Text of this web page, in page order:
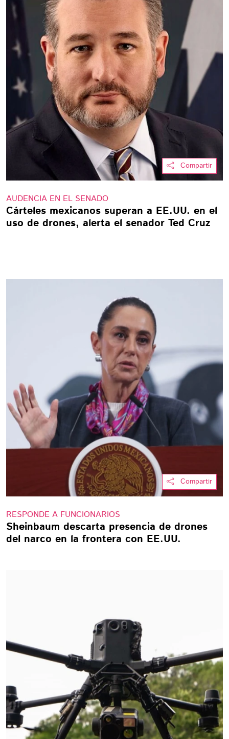
Compartir
AUDENCIA EN EL SENADO
Cárteles mexicanos superan a EE.UU. en el
uso de drones, alerta el senador Ted Cruz
Compartir
RESPONDE A FUNCIONARIOS
Sheinbaum descarta presencia de drones
del narco en la frontera con EE.UU.